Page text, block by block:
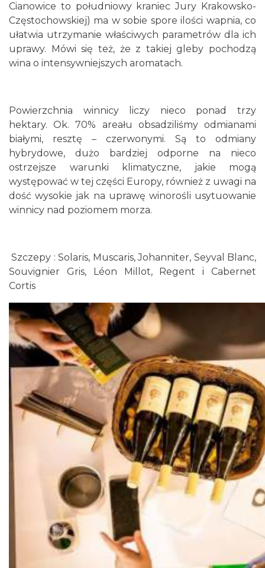
Cianowice to południowy kraniec Jury Krakowsko-
Częstochowskiej) ma w sobie spore ilości wapnia, co
ułatwia utrzymanie właściwych parametrów dla ich
uprawy. Mówi się też, że z takiej gleby pochodzą
wina o intensywniejszych aromatach.
Powierzchnia winnicy liczy nieco ponad trzy
hektary. Ok. 70% areału obsadziliśmy odmianami
białymi, resztę – czerwonymi. Są to odmiany
hybrydowe, dużo bardziej odporne na nieco
ostrzejsze warunki klimatyczne, jakie mogą
występować w tej części Europy, również z uwagi na
dość wysokie jak na uprawę winorośli usytuowanie
winnicy nad poziomem morza.
Szczepy : Solaris, Muscaris, Johanniter, Seyval Blanc,
Souvignier Gris, Léon Millot, Regent i Cabernet
Cortis